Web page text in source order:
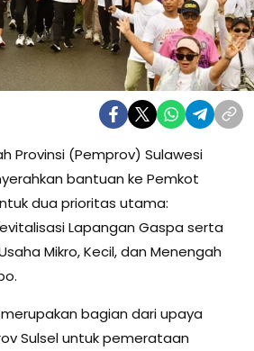
Provinsi (Pemprov) Sulawesi
bantuan ke Pemkot
dua prioritas utama:
Lapangan Gaspa serta
Mikro, Kecil, dan Menengah
bagian dari upaya
Sulsel untuk pemerataan